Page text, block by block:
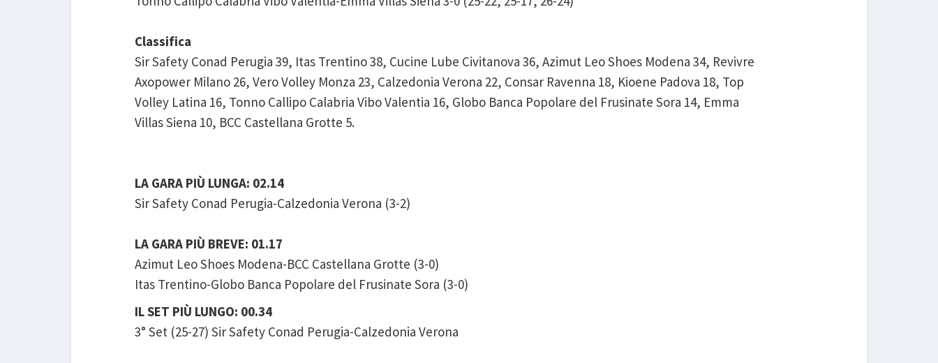
Classifica
Sir Safety Conad Perugia 39, Itas Trentino 38, Cucine Lube Civitanova 36, Azimut Leo Shoes Modena 34, Revivre
Axopower Milano 26, Vero Volley Monza 23, Calzedonia Verona 22, Consar Ravenna 18, Kioene Padova 18, Top
Volley Latina 16, Tonno Callipo Calabria Vibo Valentia 16, Globo Banca Popolare del Frusinate Sora 14, Emma
Villas Siena 10, BCC Castellana Grotte 5.
LA GARA PIÙ LUNGA: 02.14
Sir Safety Conad Perugia-Calzedonia Verona (3-2)
LA GARA PIÙ BREVE: 01.17
Azimut Leo Shoes Modena-BCC Castellana Grotte (3-0)
Itas Trentino-Globo Banca Popolare del Frusinate Sora (3-0)
IL SET PIÙ LUNGO: 00.34
3° Set (25-27) Sir Safety Conad Perugia-Calzedonia Verona